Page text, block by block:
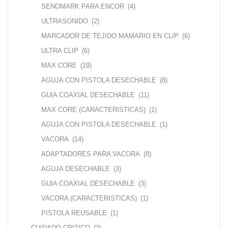
SENOMARK PARA ENCOR (4)
ULTRASONIDO (2)
MARCADOR DE TEJIDO MAMARIO EN CLIP (6)
ULTRA CLIP (6)
MAX CORE (19)
AGUJA CON PISTOLA DESECHABLE (8)
GUIA COAXIAL DESECHABLE (11)
MAX CORE (CARACTERISTICAS) (1)
AGUJA CON PISTOLA DESECHABLE (1)
VACORA (14)
ADAPTADORES PARA VACORA (8)
AGUJA DESECHABLE (3)
GUIA COAXIAL DESECHABLE (3)
VACORA (CARACTERISTICAS) (1)
PISTOLA REUSABLE (1)